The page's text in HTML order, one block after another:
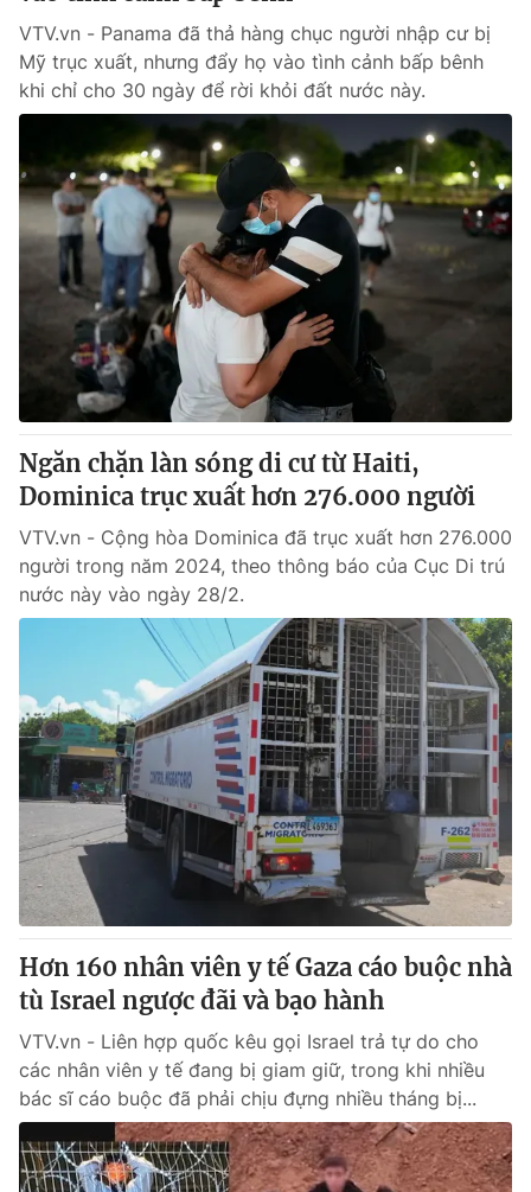
VTV.vn - Panama đã thả hàng chục người nhập cư bị
Mỹ trục xuất, nhưng đẩy họ vào tình cảnh bấp bênh
khi chỉ cho 30 ngày để rời khỏi đất nước này.
Ngăn chặn làn sóng di cư từ Haiti,
Dominica trục xuất hơn 276.000 người
VTV.vn - Cộng hòa Dominica đã trục xuất hơn 276.000
người trong năm 2024, theo thông báo của Cục Di trú
nước này vào ngày 28/2.
Hơn 160 nhân viên y tế Gaza cáo buộc nhà
tù Israel ngược đãi và bạo hành
VTV.vn - Liên hợp quốc kêu gọi Israel trả tự do cho
các nhân viên y tế đang bị giam giữ, trong khi nhiều
bác sĩ cáo buộc đã phải chịu đựng nhiều tháng bị...